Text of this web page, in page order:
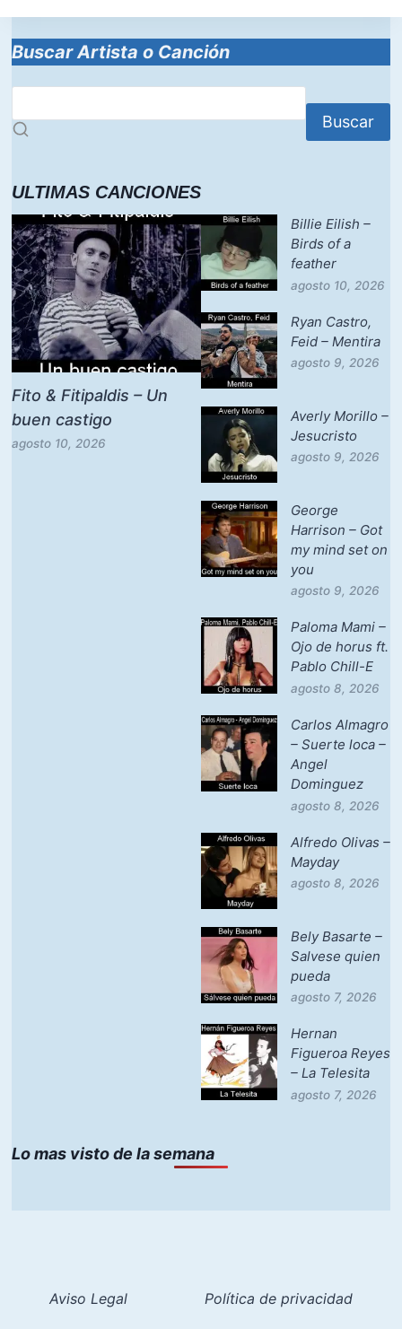
Buscar Artista o Canción
Buscar
ULTIMAS CANCIONES
Fito & Fitipaldis – Un
buen castigo
agosto 10, 2026
Billie Eilish –
Birds of a
feather
agosto 10, 2026
Ryan Castro,
Feid – Mentira
agosto 9, 2026
Averly Morillo –
Jesucristo
agosto 9, 2026
George
Harrison – Got
my mind set on
you
agosto 9, 2026
Paloma Mami –
Ojo de horus ft.
Pablo Chill-E
agosto 8, 2026
Carlos Almagro
– Suerte loca –
Angel
Dominguez
agosto 8, 2026
Alfredo Olivas –
Mayday
agosto 8, 2026
Bely Basarte –
Salvese quien
pueda
agosto 7, 2026
Hernan
Figueroa Reyes
– La Telesita
agosto 7, 2026
Lo mas visto de la semana
Aviso Legal Política de privacidad